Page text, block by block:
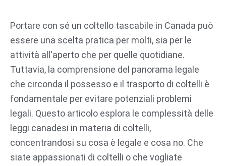
contenuto
Portare con sé un coltello tascabile in Canada può
essere una scelta pratica per molti, sia per le
attività all'aperto che per quelle quotidiane.
Tuttavia, la comprensione del panorama legale
che circonda il possesso e il trasporto di coltelli è
fondamentale per evitare potenziali problemi
legali. Questo articolo esplora le complessità delle
leggi canadesi in materia di coltelli,
concentrandosi su cosa è legale e cosa no. Che
siate appassionati di coltelli o che vogliate